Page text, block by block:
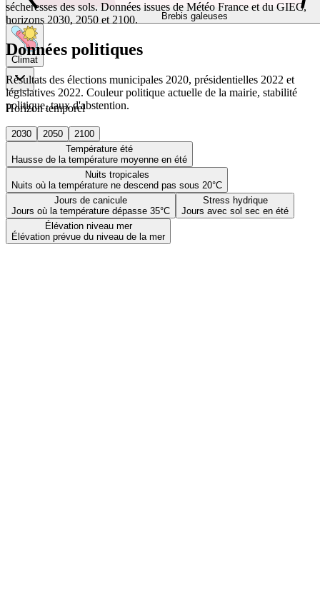
Brebis galeuses
Climat
Horizon temporel
2030 2050
2100
Température été
Hausse de la température moyenne en été
Nuits tropicales
Nuits où la température ne descend pas sous 20°C
Jours de canicule
Jours où la température dépasse 35°C
Stress hydrique
Jours avec sol sec en été
Élévation niveau mer
Élévation prévue du niveau de la mer
sécheresses des sols. Données issues de Météo France et du GIEC,
horizons 2030, 2050 et 2100.
Données politiques
Résultats des élections municipales 2020, présidentielles 2022 et
législatives 2022. Couleur politique actuelle de la mairie, stabilité
politique, taux d'abstention.